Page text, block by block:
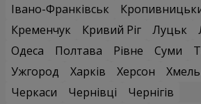
Івано-Франківськ
Кременчук
Кривий Ріг Луцьк
Одеса
Полтава Рівне Суми
Ужгород
Харків Херсон
Черкаси
Чернівці
Чернігів